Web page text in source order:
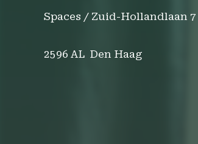
Spaces / Zuid-Hollandlaan 7
2596 AL Den Haag